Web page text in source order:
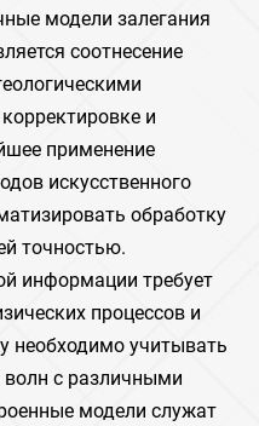
модели залегания
соотнесение
и
применение
искусственного
обработку
точностью.
информации требует
процессов и
необходимо учитывать
с различными
модели служат